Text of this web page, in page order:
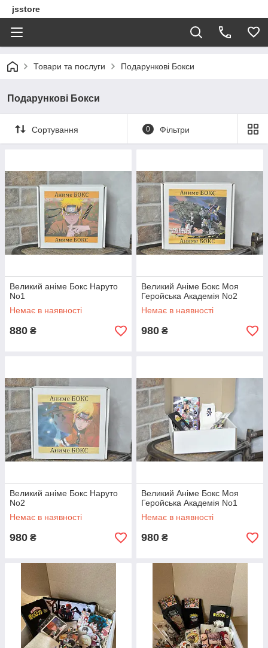
jsstore
Товари та послуги Подарункові Бокси
Подарункові Бокси
Сортування 0 Фільтри
Великий аніме Бокс Наруто
No1
Немає в наявності
880 ₴
Великий Аніме Бокс Моя
Геройська Академія No2
Немає в наявності
980 ₴
Великий аніме Бокс Наруто
No2
Немає в наявності
980 ₴
Великий Аніме Бокс Моя
Геройська Академія No1
Немає в наявності
980 ₴